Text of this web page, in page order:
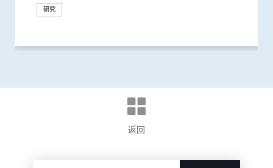
研究
研究
研究
研究
研究
研究
研究
研究
研究
研究
研究
奖项及荣誉
研究
研究
研究
研究
研究
研究
研究
奖项及荣誉
里程碑
健康推广计划
研究
研究
研究
研究
研究
研究
奖项及荣誉
奖项及荣誉
研究
研究
捐款
研究
研究
研究
研究
研究
研究
研究
研究
国际合作
研究
研究
临床服务
研究
国际合作
研究
研究
研究
研究
健康推广计划
研究
教育
研究
研究
研究
奖项及荣誉
研究
研究
研究
研究
临床服务
外科创新技术
研究
研究
研究
研究
研究
返回